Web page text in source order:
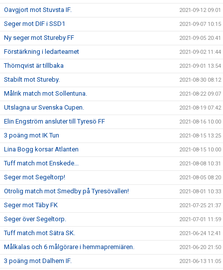
Oavgjort mot Stuvsta IF. 2021-09-12 09:01
Seger mot DIF i SSD1 2021-09-07 10:15
Ny seger mot Stureby FF 2021-09-05 20:41
Förstärkning i ledarteamet 2021-09-02 11:44
Thörnqvist är tillbaka 2021-09-01 13:54
Stabilt mot Stureby. 2021-08-30 08:12
Målrik match mot Sollentuna. 2021-08-22 09:07
Utslagna ur Svenska Cupen. 2021-08-19 07:42
Elin Engström ansluter till Tyresö FF 2021-08-16 10:00
3 poäng mot IK Tun 2021-08-15 13:25
Lina Bogg korsar Atlanten 2021-08-15 10:00
Tuff match mot Enskede... 2021-08-08 10:31
Seger mot Segeltorp! 2021-08-05 08:20
Otrolig match mot Smedby på Tyresövallen! 2021-08-01 10:33
Seger mot Täby FK 2021-07-25 21:37
Seger över Segeltorp. 2021-07-01 11:59
Tuff match mot Sätra SK. 2021-06-24 12:41
Målkalas och 6 målgörare i hemmapremiären. 2021-06-20 21:50
3 poäng mot Dalhem IF. 2021-06-13 11:05